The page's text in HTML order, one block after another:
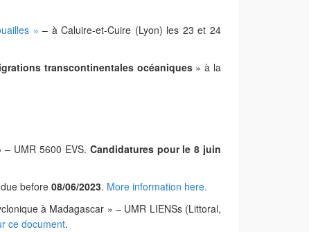
» – à Caluire-et-Cuire (Lyon) les 23 et 24
transcontinentales océaniques» à la
UMR 5600 EVS. Candidatures pour le8 juin
before 08/06/2023. More information here.
clonique à Madagascar » – UMR LIENSs (Littoral,
ce document.